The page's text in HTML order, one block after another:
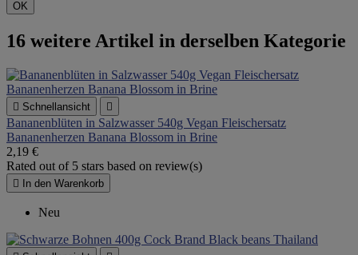
OK
16 weitere Artikel in derselben Kategorie
 Schnellansicht 
Bananenblüten in Salzwasser 540g Vegan Fleischersatz
Bananenherzen Banana Blossom in Brine
2,19 €
Rated out of 5 stars based on review(s)
 In den Warenkorb
Neu